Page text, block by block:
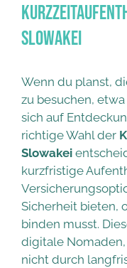
Slowakei
Wenn du planst,
zu besuchen, etwa
sich auf
richtige Wahl der
Slowakei
kurzfristige
Sicherheit bieten,
binden musst.
digitale
nicht durch